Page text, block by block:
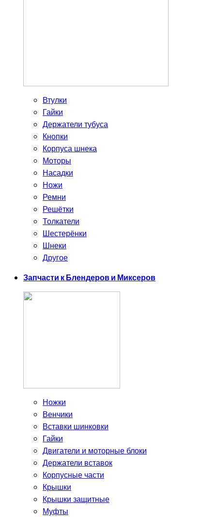
Втулки
Гайки
Держатели тубуса
Кнопки
Корпуса шнека
Моторы
Насадки
Ножи
Ремни
Решётки
Толкатели
Шестерёнки
Шнеки
Другое
Запчасти к Блендеров и Миксеров
Ножки
Венчики
Вставки шинковки
Гайки
Двигатели и моторные блоки
Держатели вставок
Корпусные части
Крышки
Крышки защитные
Муфты